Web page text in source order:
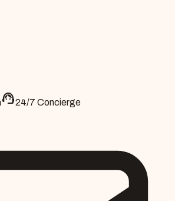
support_agent24/7 Concierge